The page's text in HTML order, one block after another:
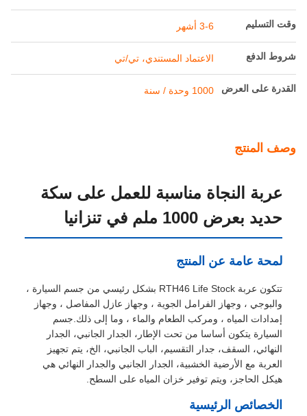
وقت التسليم 3-6 أشهر
شروط الدفع الاعتماد المستندي، تي/تي
القدرة على العرض 1000 وحدة / سنة
وصف المنتج
عربة النجاة مناسبة للعمل على سكة
حديد بعرض 1000 ملم في تنزانيا
لمحة عامة عن المنتج
تتكون عربة RTH46 Life Stock بشكل رئيسي من جسم السيارة ،
والبوجي ، وجهاز الفرامل الجوية ، وجهاز عازل المفاصل ، وجهاز
إمدادات المياه ، ومركب الطعام والماء ، وما إلى ذلك.جسم
السيارة يتكون أساسا من تحت الإطار، الجدار الجانبي، الجدار
النهائي، السقف، جدار التقسيم، الباب الجانبي، الخ، يتم تجهيز
العربة مع الأرضية الخشبية، الجدار الجانبي والجدار النهائي هي
هيكل الحاجز، ويتم توفير خزان المياه على السطح.
الخصائص الرئيسية